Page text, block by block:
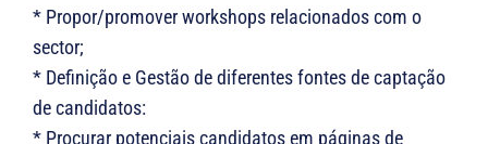
* Propor/promover workshops relacionados com o
sector;
* Definição e Gestão de diferentes fontes de captação
de candidatos:
* Procurar potenciais candidatos em páginas de